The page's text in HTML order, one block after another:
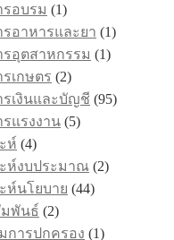
อบรม (1)
อาหารและยา (1)
อุตสาหกรรม (1)
เกษตร (2)
เงินและบัญชี (95)
แรงงาน (5)
ห์ (4)
ห์งบประมาณ (2)
ห์นโยบาย (44)
มพันธ์ (2)
การปกครอง (1)